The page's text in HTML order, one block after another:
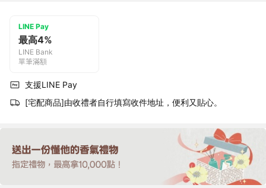
LINE Pay
最高4%
LINE Bank
單筆滿額
支援LINE Pay
[宅配商品]由收禮者自行填寫收件地址，便利又貼心。